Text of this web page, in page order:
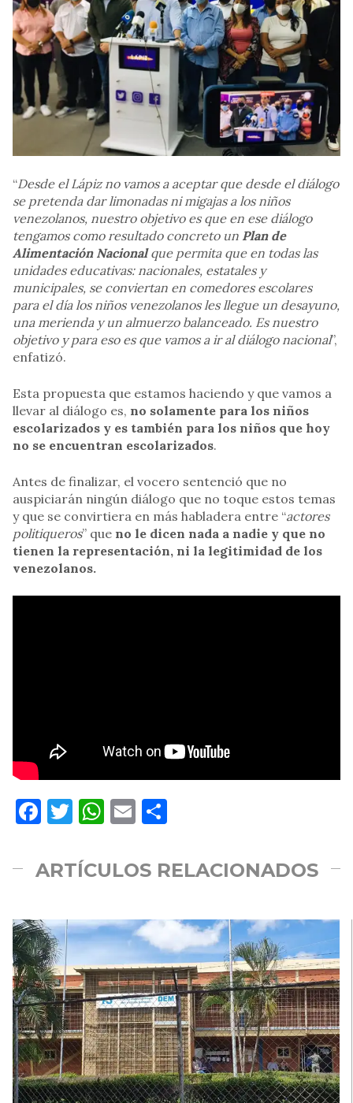
“Desde el Lápiz no vamos a aceptar que desde el diálogo
se pretenda dar limonadas ni migajas a los niños
venezolanos, nuestro objetivo es que en ese diálogo
tengamos como resultado concreto un Plan de
Alimentación Nacionalque permita que en todas las
unidades educativas: nacionales, estatales y
municipales, se conviertan en comedores escolares
para el día los niños venezolanos les llegue un desayuno,
una merienda y un almuerzo balanceado. Es nuestro
objetivo y para eso es que vamos a ir al diálogo nacional”,
enfatizó.
Esta propuesta que estamos haciendo y que vamos a
llevar al diálogo es, no solamente para los niños
escolarizados y es también para los niños que hoy
no se encuentran escolarizados.
Antes de finalizar, el vocero sentenció que no
auspiciarán ningún diálogo que no toque estos temas
y que se convirtiera en más habladera entre “actores
politiqueros” que no le dicen nada a nadie y que no
tienen la representación, ni la legitimidad de los
venezolanos.
Facebook
Twitter
WhatsApp
Email
ARTÍCULOS RELACIONADOS